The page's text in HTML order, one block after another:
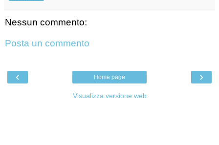
Nessun commento:
Posta un commento
‹ ›
Home page
Visualizza versione web